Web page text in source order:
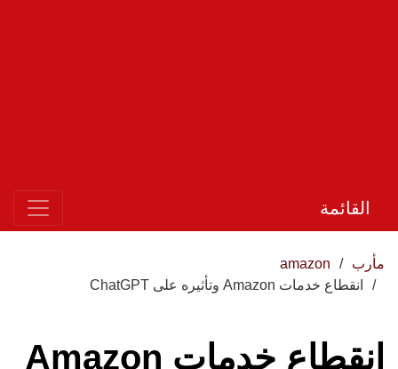
القائمة
مأرب
amazon
انقطاع خدمات Amazon وتأثيره على ChatGPT
انقطاع خدمات Amazon